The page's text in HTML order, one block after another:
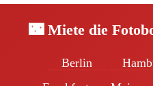
🌃 Miete die
Berlin